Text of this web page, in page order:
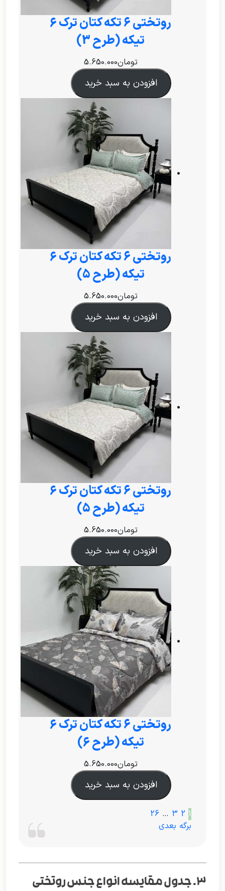
روتختی ۶ تکه کتان ترک 6
تیکه (طرح 3)
تومان5.650.000
افزودن به سبد خرید
روتختی ۶ تکه کتان ترک 6
تیکه (طرح 5)
تومان5.650.000
افزودن به سبد خرید
روتختی ۶ تکه کتان ترک 6
تیکه (طرح 5)
تومان5.650.000
افزودن به سبد خرید
روتختی ۶ تکه کتان ترک 6
تیکه (طرح 6)
تومان5.650.000
افزودن به سبد خرید
1
2
3
…
26
برگه بعدی
۳. جدول مقایسه انواع جنس روتختی